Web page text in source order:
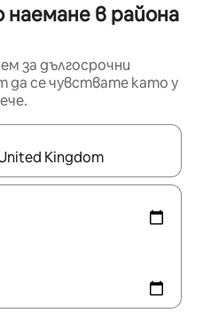
в района
за дългосрочни
да се чувствате като у
използвайте